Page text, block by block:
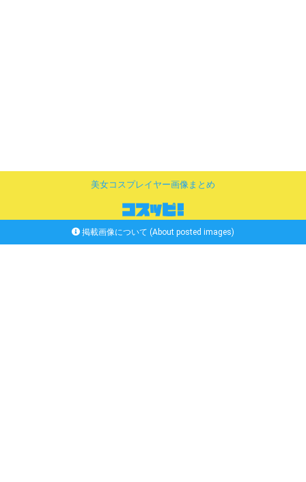
美女コスプレイヤー画像まとめ
掲載画像について (About posted images)